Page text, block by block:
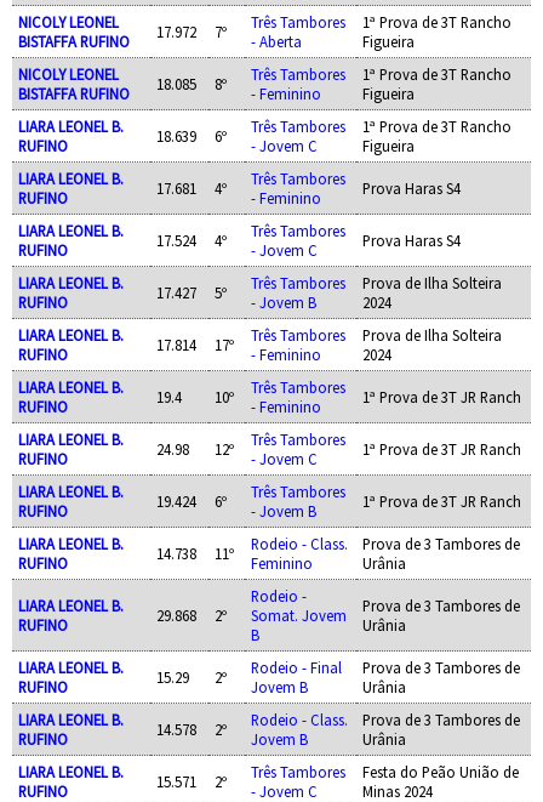
NICOLY LEONEL
BISTAFFA RUFINO
17.972 7º
Três Tambores
- Aberta
1ª Prova de 3T Rancho
Figueira
NICOLY LEONEL
BISTAFFA RUFINO
18.085 8º
Três Tambores
- Feminino
1ª Prova de 3T Rancho
Figueira
LIARA LEONEL B.
RUFINO
18.639 6º
Três Tambores
- Jovem C
1ª Prova de 3T Rancho
Figueira
LIARA LEONEL B.
RUFINO
17.681 4º
Três Tambores
- Feminino
Prova Haras S4
LIARA LEONEL B.
RUFINO
17.524 4º
Três Tambores
- Jovem C
Prova Haras S4
LIARA LEONEL B.
RUFINO
17.427 5º
Três Tambores
- Jovem B
Prova de Ilha Solteira
2024
LIARA LEONEL B.
RUFINO
17.814 17º
Três Tambores
- Feminino
Prova de Ilha Solteira
2024
LIARA LEONEL B.
RUFINO
19.4 10º
Três Tambores
- Feminino
1ª Prova de 3T JR Ranch
LIARA LEONEL B.
RUFINO
24.98 12º
Três Tambores
- Jovem C
1ª Prova de 3T JR Ranch
LIARA LEONEL B.
RUFINO
19.424 6º
Três Tambores
- Jovem B
1ª Prova de 3T JR Ranch
LIARA LEONEL B.
RUFINO
14.738 11º
Rodeio - Class.
Feminino
Prova de 3 Tambores de
Urânia
LIARA LEONEL B.
RUFINO
29.868 2º
Rodeio -
Somat. Jovem
B
Prova de 3 Tambores de
Urânia
LIARA LEONEL B.
RUFINO
15.29 2º
Rodeio - Final
Jovem B
Prova de 3 Tambores de
Urânia
LIARA LEONEL B.
RUFINO
14.578 2º
Rodeio - Class.
Jovem B
Prova de 3 Tambores de
Urânia
LIARA LEONEL B.
RUFINO
15.571 2º
Três Tambores
- Jovem C
Festa do Peão União de
Minas 2024